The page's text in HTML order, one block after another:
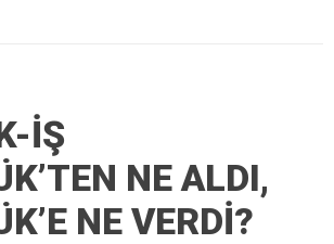
İŞ
NE ALDI,
NE VERDİ?